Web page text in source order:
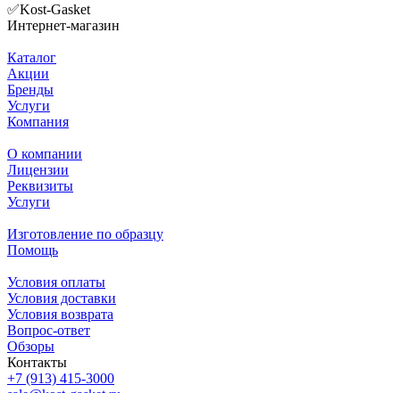
✅Kost-Gasket
Интернет-магазин
Каталог
Акции
Бренды
Услуги
Компания
О компании
Лицензии
Реквизиты
Услуги
Изготовление по образцу
Помощь
Условия оплаты
Условия доставки
Условия возврата
Вопрос-ответ
Обзоры
Контакты
+7 (913) 415-3000